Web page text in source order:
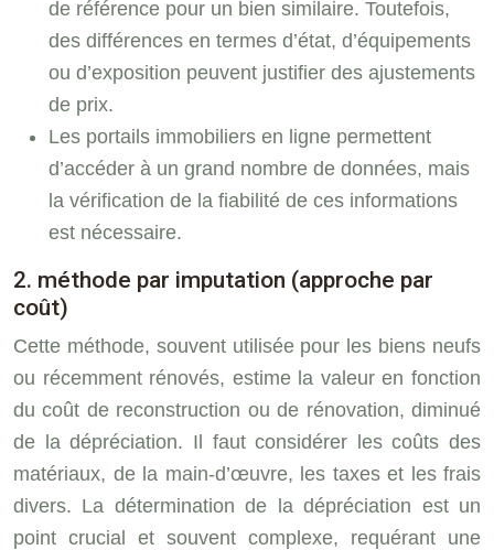
de référence pour un bien similaire. Toutefois,
des différences en termes d’état, d’équipements
ou d’exposition peuvent justifier des ajustements
de prix.
Les portails immobiliers en ligne permettent
d’accéder à un grand nombre de données, mais
la vérification de la fiabilité de ces informations
est nécessaire.
2. méthode par imputation (approche par
coût)
Cette méthode, souvent utilisée pour les biens neufs
ou récemment rénovés, estime la valeur en fonction
du coût de reconstruction ou de rénovation, diminué
de la dépréciation. Il faut considérer les coûts des
matériaux, de la main-d’œuvre, les taxes et les frais
divers. La détermination de la dépréciation est un
point crucial et souvent complexe, requérant une